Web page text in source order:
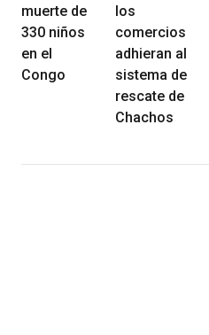
muerte de
330 niños
en el
Congo
los
comercios
adhieran al
sistema de
rescate de
Chachos